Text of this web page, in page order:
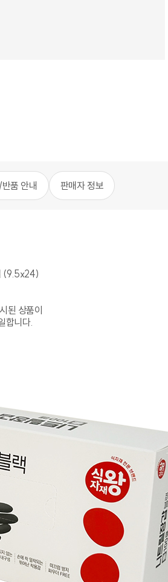
품 안내 판매자 정보
(9.5x24)
된 상품이
합니다.